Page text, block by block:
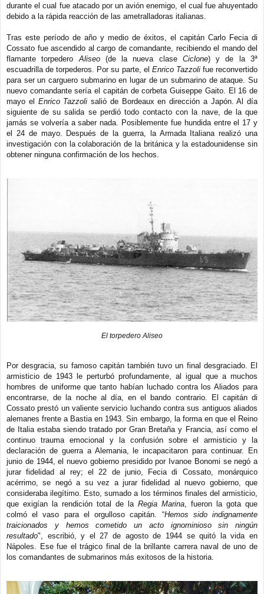
durante el cual fue atacado por un avión enemigo, el cual fue ahuyentado
debido a la rápida reacción de las ametralladoras italianas.
Tras este período de año y medio de éxitos, el capitán Carlo Fecia di
Cossato fue ascendido al cargo de comandante, recibiendo el mando del
flamante torpederoAliseo(de la nueva clase Ciclone) y de la 3ª
escuadrilla de torpederos. Por su parte, el Enrico Tazzolifue reconvertido
para ser un carguero submarino en lugar de un submarino de ataque. Su
nuevo comandante sería el capitán de corbeta Guiseppe Gaito. El 16 de
mayo el Enrico Tazzoli salió de Bordeaux en dirección a Japón. Al día
siguiente de su salida se perdió todo contacto con la nave, de la que
jamás se volvería a saber nada. Posiblemente fue hundida entre el 17 y
el 24 de mayo. Después de la guerra, la Armada Italiana realizó una
investigación con la colaboración de la británica y la estadounidense sin
obtener ninguna confirmación de los hechos.
El torpedero Aliseo
Por desgracia, su famoso capitán también tuvo un final desgraciado. El
armisticio de 1943 le perturbó profundamente, al igual que a muchos
hombres de uniforme que tanto habían luchado contra los Aliados para
encontrarse, de la noche al día, en el bando contrario. El capitán di
Cossato prestó un valiente servicio luchando contra sus antiguos aliados
alemanes frente a Bastia en 1943. Sin embargo, la forma en que el Reino
de Italia estaba siendo tratado por Gran Bretaña y Francia, así como el
continuo trauma emocional y la confusión sobre el armisticio y la
declaración de guerra a Alemania, le incapacitaron para continuar. En
junio de 1944, el nuevo gobierno presidido por Ivanoe Bonomi se negó a
jurar fidelidad al rey; el 22 de junio, Fecia di Cossato, monárquico
acérrimo, se negó a su vez a jurar fidelidad al nuevo gobierno, que
consideraba ilegítimo. Esto, sumado a los términos finales del armisticio,
que exigían la rendición total de la Regia Marina , fueron la gota que
colmó el vaso para el orgulloso capitán. “Hemos sido indignamente
traicionados y hemos cometido un acto ignominioso sin ningún
resultado", escribió, y el 27 de agosto de 1944 se quitó la vida en
Nápoles. Ese fue el trágico final de la brillante carrera naval de uno de
los comandantes de submarinos más exitosos de la historia.